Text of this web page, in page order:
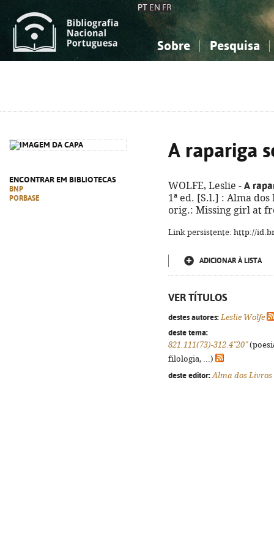
PT EN FR
Sobre Pesquisa
ENCONTRAR EM BIBLIOTECAS
BNP
PORBASE
A rapariga
WOLFE, Leslie - A
1ª ed. [S.l.] : Alma
orig.: Missing girl at
Link persistente: http://
ADICIONAR À LISTA
VER TÍTULOS
destes autores: Leslie Wolfe
deste tema:
821.111(73)-312.4"20"
filologia, ...)
deste editor: Alma dos Livros